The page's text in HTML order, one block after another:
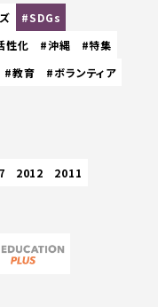
#SDGs
性化 #沖縄
#特集
#教育
#ボランティア
2012 2011